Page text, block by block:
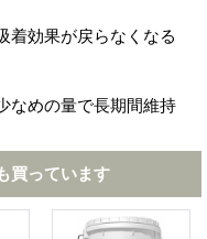
着効果が戻らなくなる
なめの量で長期間維持
買っています